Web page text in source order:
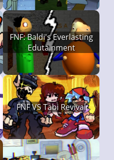
FNF: Baldi's Everlasting
Edutainment
FNF VS Tabi Revival